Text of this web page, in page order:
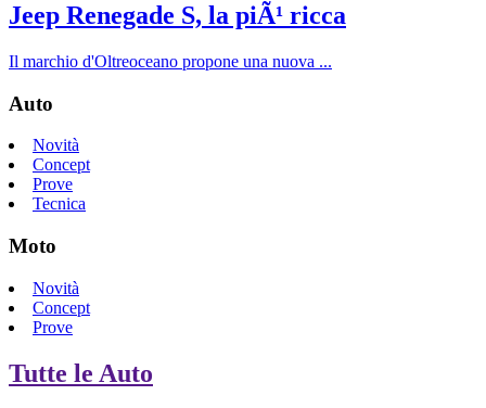
Jeep Renegade S, la piÃ¹ ricca
Il marchio d'Oltreoceano propone una nuova ...
Auto
Novità
Concept
Prove
Tecnica
Moto
Novità
Concept
Prove
Tutte le Auto